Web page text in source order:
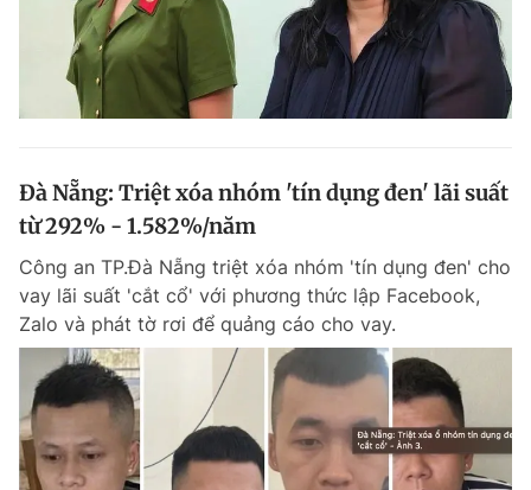
Đà Nẵng: Triệt xóa nhóm 'tín dụng đen' lãi suất
từ 292% - 1.582%/năm
Công an TP.Đà Nẵng triệt xóa nhóm 'tín dụng đen' cho
vay lãi suất 'cắt cổ' với phương thức lập Facebook,
Zalo và phát tờ rơi để quảng cáo cho vay.